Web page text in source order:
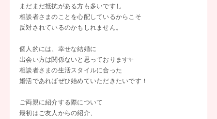
まだまだ抵抗がある方も多いですし
相談者さまのことを心配しているからこそ
反対されているのかもしれません。
個人的には、幸せな結婚に
出会い方は関係ないと思っております✨
相談者さまの生活スタイルに合った
婚活であればぜひ始めていただきたいです！
ご両親に紹介する際について
最初はご友人からの紹介、